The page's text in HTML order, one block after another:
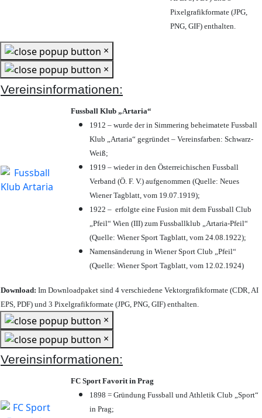
Pixelgrafikformate (JPG,
PNG, GIF) enthalten.
×
×
Vereinsinformationen:
Fussball Klub „Artaria“
1912 – wurde der in Simmering beheimatete Fussball
Klub „Artaria“ gegründet – Vereinsfarben: Schwarz-
Weiß;
1919 – wieder in den Österreichischen Fussball
Verband (Ö. F. V.) aufgenommen (Quelle: Neues
Wiener Tagblatt, vom 19.07.1919);
1922 – erfolgte eine Fusion mit dem Fussball Club
„Pfeil“ Wien (III) zum Fussballklub „Artaria-Pfeil“
(Quelle: Wiener Sport Tagblatt, vom 24.08.1922);
Namensänderung in Wiener Sport Club „Pfeil“
(Quelle: Wiener Sport Tagblatt, vom 12.02.1924)
Download: Im Downloadpaket sind 4 verschiedene Vektorgrafikformate (CDR, AI
EPS, PDF) und 3 Pixelgrafikformate (JPG, PNG, GIF) enthalten.
×
×
Vereinsinformationen:
FC Sport Favorit in Prag
1898 = Gründung Fussball und Athletik Club „Sport“
in Prag;